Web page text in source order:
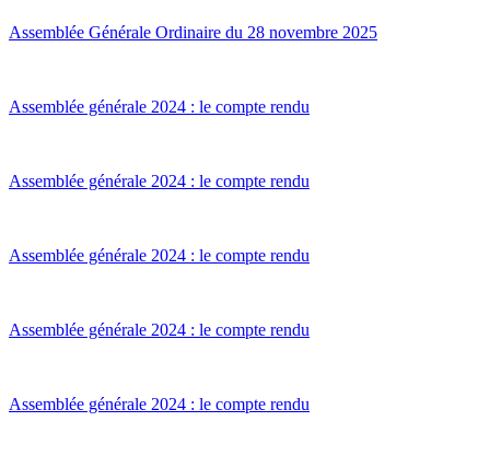
Assemblée Générale Ordinaire du 28 novembre 2025
Assemblée générale 2024 : le compte rendu
Assemblée générale 2024 : le compte rendu
Assemblée générale 2024 : le compte rendu
Assemblée générale 2024 : le compte rendu
Assemblée générale 2024 : le compte rendu